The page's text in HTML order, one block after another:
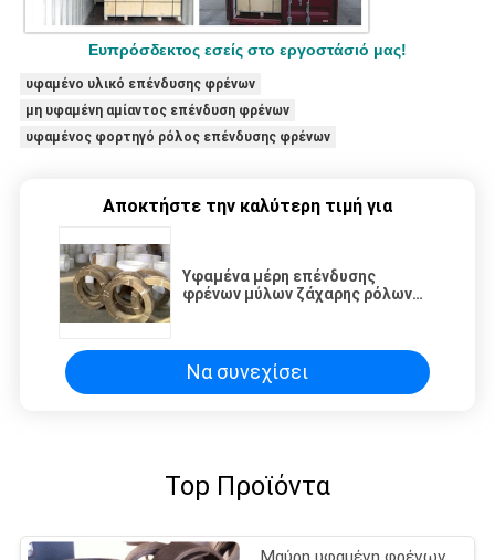
Ευπρόσδεκτος εσείς στο εργοστάσιό μας!
υφαμένο υλικό επένδυσης φρένων
μη υφαμένη αμίαντος επένδυση φρένων
υφαμένος φορτηγό ρόλος επένδυσης φρένων
Αποκτήστε την καλύτερη τιμή για
Υφαμένα μέρη επένδυσης
φρένων μύλων ζάχαρης ρόλων
Να συνεχίσει
Top Προϊόντα